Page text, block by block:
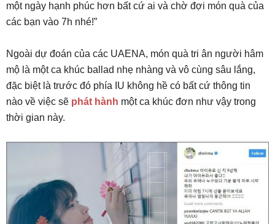
một ngày hạnh phúc hơn bất cứ ai và chờ đợi món quà của
các bạn vào 7h nhé!”
Ngoài dự đoán của các UAENA, món quà tri ân người hâm
mộ là một ca khúc ballad nhẹ nhàng và vô cùng sâu lắng,
đặc biệt là trước đó phía IU không hề có bất cứ thông tin
nào về việc sẽ phát hành một ca khúc đơn như vậy trong
thời gian này.